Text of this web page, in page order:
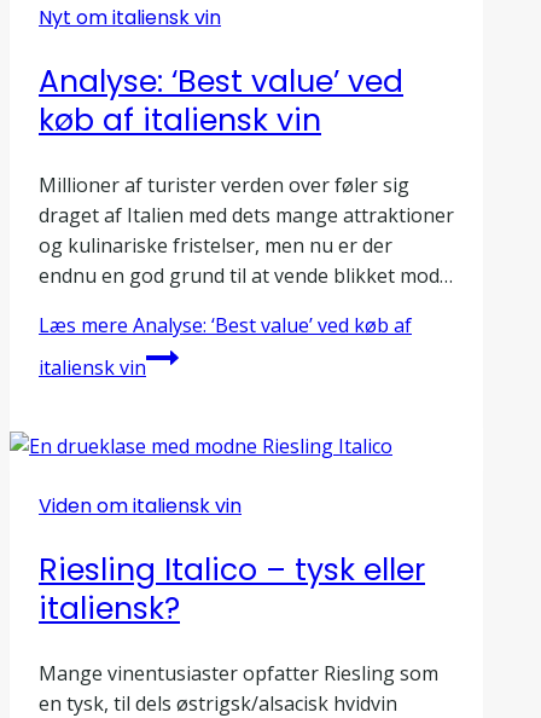
Nyt om italiensk vin
Analyse: ‘Best value’ ved
køb af italiensk vin
Millioner af turister verden over føler sig
draget af Italien med dets mange attraktioner
og kulinariske fristelser, men nu er der
endnu en god grund til at vende blikket mod…
Læs mere Analyse: ‘Best value’ ved køb af
italiensk vin
Viden om italiensk vin
Riesling Italico – tysk eller
italiensk?
Mange vinentusiaster opfatter Riesling som
en tysk, til dels østrigsk/alsacisk hvidvin